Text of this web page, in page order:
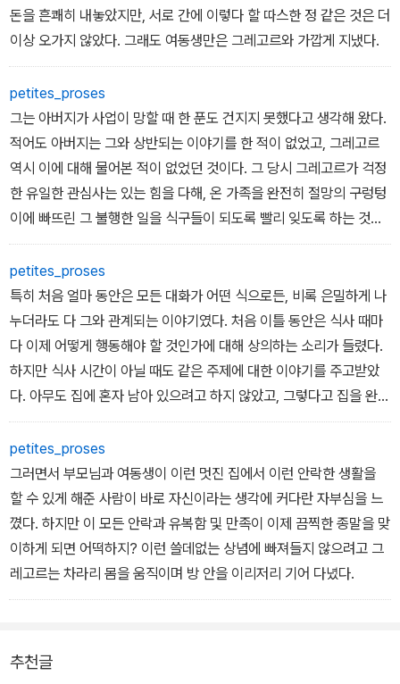
돈을 흔쾌히 내놓았지만, 서로 간에 이렇다 할 따스한 정 같은 것은 더
이상 오가지 않았다. 그래도 여동생만은 그레고르와 가깝게 지냈다.
petites_proses
그는 아버지가 사업이 망할 때 한 푼도 건지지 못했다고 생각해 왔다.
적어도 아버지는 그와 상반되는 이야기를 한 적이 없었고, 그레고르
역시 이에 대해 물어본 적이 없었던 것이다. 그 당시 그레고르가 걱정
한 유일한 관심사는 있는 힘을 다해, 온 가족을 완전히 절망의 구렁텅
이에 빠뜨린 그 불행한 일을 식구들이 되도록 빨리 잊도록 하는 것이
었다. 그래서 그는 그때 눈코 뜰 새 없이 열심히 일하기 시작하여 거의
하룻밤 사이에 말단 직원에서 일약 출장 영업 사원으로 승진하게 되
었다.
petites_proses
특히 처음 얼마 동안은 모든 대화가 어떤 식으로든, 비록 은밀하게 나
누더라도 다 그와 관계되는 이야기였다. 처음 이틀 동안은 식사 때마
다 이제 어떻게 행동해야 할 것인가에 대해 상의하는 소리가 들렸다.
하지만 식사 시간이 아닐 때도 같은 주제에 대한 이야기를 주고받았
다. 아무도 집에 혼자 남아 있으려고 하지 않았고, 그렇다고 집을 완전
히 비워 둘 수도 없었기에 적어도 두 사람은 언제나 집에 있어야 했기
때문이었다.
petites_proses
그러면서 부모님과 여동생이 이런 멋진 집에서 이런 안락한 생활을
할 수 있게 해준 사람이 바로 자신이라는 생각에 커다란 자부심을 느
꼈다. 하지만 이 모든 안락과 유복함 및 만족이 이제 끔찍한 종말을 맞
이하게 되면 어떡하지? 이런 쓸데없는 상념에 빠져들지 않으려고 그
레고르는 차라리 몸을 움직이며 방 안을 이리저리 기어 다녔다.
추천글